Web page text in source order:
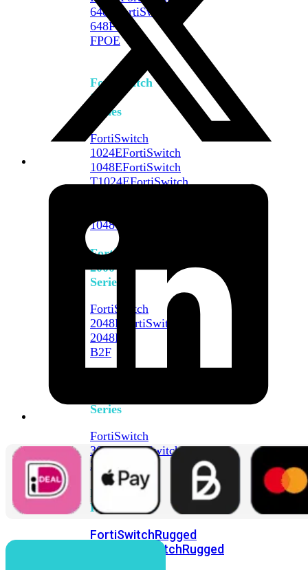
648F
FortiSwitch
648F-
FPOE
FortiSwitch
1000
Series
FortiSwitch
1024EFortiSwitch
1048EFortiSwitch
T1024EFortiSwitch
1048G
FortiSwitch
2000
Series
FortiSwitch
2048F
FortiSwitch
2048F-
B2F
Series
FortiSwitch
3032EFortiSwitch
3032G
FortiSwitch
Ruggedized
FortiSwitchRugged
FortiSwitchRugged